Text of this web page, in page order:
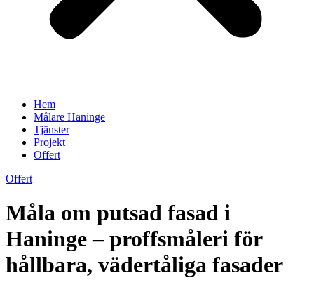
Hem
Målare Haninge
Tjänster
Projekt
Offert
Offert
Måla om putsad fasad i
Haninge – proffsmåleri för
hållbara, vädertåliga fasader